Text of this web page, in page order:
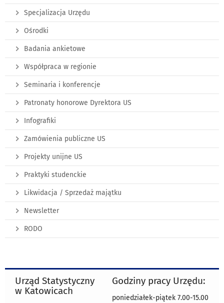
Specjalizacja Urzędu
Ośrodki
Badania ankietowe
Współpraca w regionie
Seminaria i konferencje
Patronaty honorowe Dyrektora US
Infografiki
Zamówienia publiczne US
Projekty unijne US
Praktyki studenckie
Likwidacja / Sprzedaż majątku
Newsletter
RODO
Urząd Statystyczny
w Katowicach
Godziny pracy Urzędu:
poniedziałek-piątek 7.00-15.00